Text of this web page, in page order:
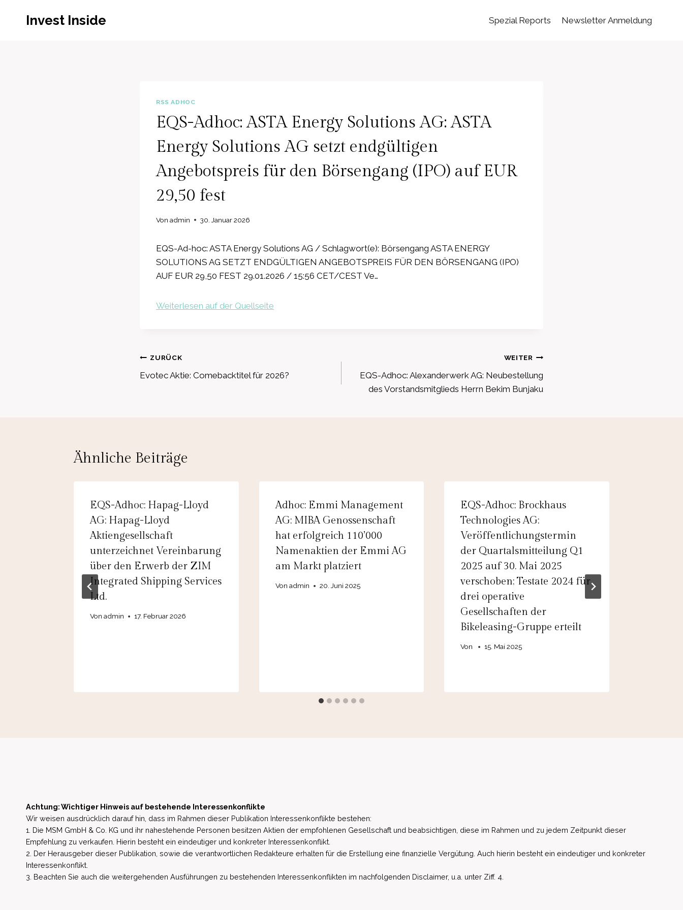
Invest Inside Spezial Reports Newsletter Anmeldung
RSS ADHOC
EQS-Adhoc: ASTA Energy Solutions AG: ASTA
Energy Solutions AG setzt endgültigen
Angebotspreis für den Börsengang (IPO) auf EUR
29,50 fest
Von admin 30. Januar 2026
EQS-Ad-hoc: ASTA Energy Solutions AG / Schlagwort(e): Börsengang ASTA ENERGY
SOLUTIONS AG SETZT ENDGÜLTIGEN ANGEBOTSPREIS FÜR DEN BÖRSENGANG (IPO)
AUF EUR 29,50 FEST 29.01.2026 / 15:56 CET/CEST Ve…
Weiterlesen auf der Quellseite
Beitragsnavigation
ZURÜCK
Evotec Aktie: Comebacktitel für 2026?
WEITER
EQS-Adhoc: Alexanderwerk AG: Neubestellung
des Vorstandsmitglieds Herrn Bekim Bunjaku
Ähnliche Beiträge
EQS-Adhoc: Hapag-Lloyd
AG: Hapag-Lloyd
Aktiengesellschaft
unterzeichnet Vereinbarung
über den Erwerb der ZIM
Integrated Shipping Services
Ltd.
Von admin 17. Februar 2026
Adhoc: Emmi Management
AG: MIBA Genossenschaft
hat erfolgreich 110’000
Namenaktien der Emmi AG
am Markt platziert
Von admin 20. Juni 2025
EQS-Adhoc: Brockhaus
Technologies AG:
Veröffentlichungstermin
der Quartalsmitteilung Q1
2025 auf 30. Mai 2025
verschoben; Testate 2024 für
drei operative
Gesellschaften der
Bikeleasing-Gruppe erteilt
Von 15. Mai 2025
Achtung: Wichtiger Hinweis auf bestehende Interessenkonflikte
Wir weisen ausdrücklich darauf hin, dass im Rahmen dieser Publikation Interessenkonflikte bestehen:
1. Die MSM GmbH & Co. KG und ihr nahestehende Personen besitzen Aktien der empfohlenen Gesellschaft und beabsichtigen, diese im Rahmen und zu jedem Zeitpunkt dieser
Empfehlung zu verkaufen. Hierin besteht ein eindeutiger und konkreter Interessenkonflikt.
2. Der Herausgeber dieser Publikation, sowie die verantwortlichen Redakteure erhalten für die Erstellung eine finanzielle Vergütung. Auch hierin besteht ein eindeutiger und konkreter
Interessenkonflikt.
3. Beachten Sie auch die weitergehenden Ausführungen zu bestehenden Interessenkonflikten im nachfolgenden Disclaimer, u.a. unter Ziff. 4.